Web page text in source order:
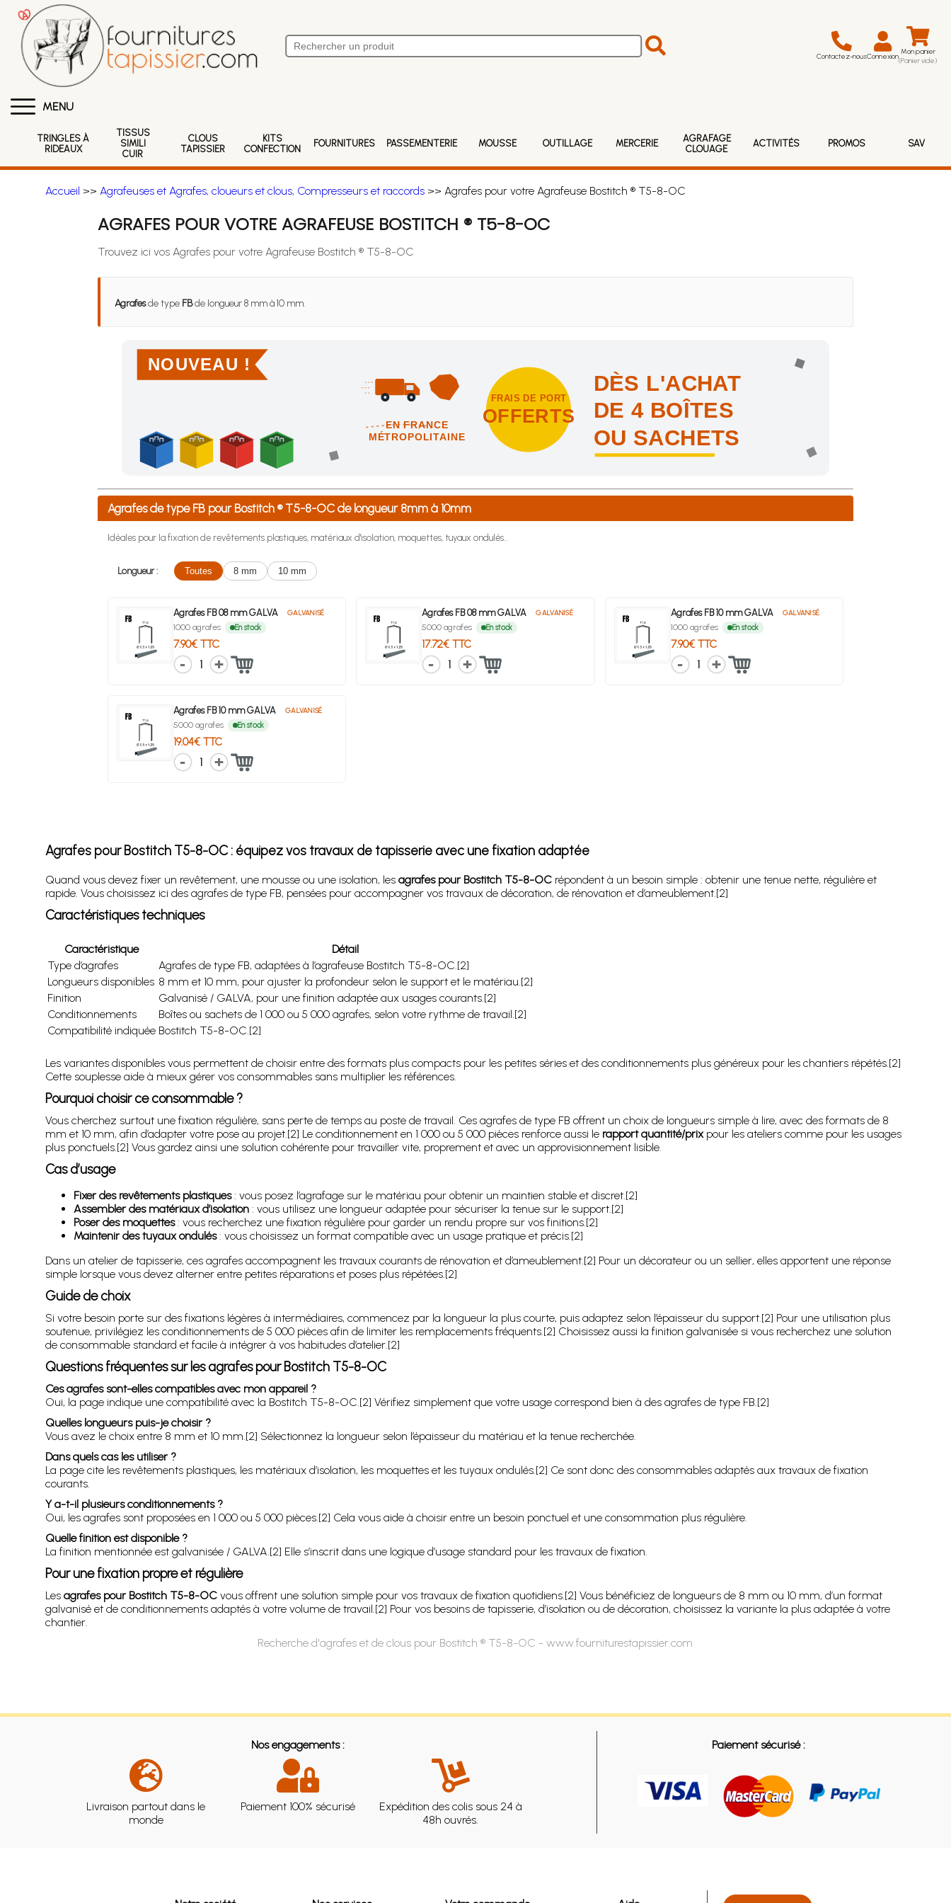
Contactez-nousConnexion Mon panier
(Panier vide)
MENU
TRINGLES À
RIDEAUX
TISSUS
SIMILI
CUIR
CLOUS
TAPISSIER
KITS
CONFECTION
FOURNITURES PASSEMENTERIE MOUSSE OUTILLAGE MERCERIE
AGRAFAGE
CLOUAGE
ACTIVITÉS PROMOS SAV
Accueil >> Agrafeuses et Agrafes, cloueurs et clous, Compresseurs et raccords>> Agrafes pour votre Agrafeuse Bostitch ® T5-8-OC
AGRAFES POUR VOTRE AGRAFEUSE BOSTITCH ® T5-8-OC
Trouvez ici vos Agrafes pour votre Agrafeuse Bostitch ® T5-8-OC
Agrafesde type FBde longueur 8 mm à 10 mm.
NOUVEAU !
EN FRANCE
MÉTROPOLITAINE
FRAIS DE PORT
OFFERTS
DÈS L'ACHAT
DE 4 BOÎTES
OU SACHETS
Achetez 4 sachets ou boîtes d'agrafes ou de pointes et nous vous offrons les frais de port en France métropolitaine !
Agrafes de type FB pour Bostitch ® T5-8-OC de longueur 8mm à 10mm
Idéales pour la fixation de revêtements plastiques, matériaux d'isolation, moquettes, tuyaux ondulés...
Longueur : Toutes 8 mm 10 mm
Agrafes FB 08 mm GALVA GALVANISÉ
1000 agrafes En stock
7.90€ TTC
1
Agrafes FB 08 mm GALVA GALVANISÉ
5000 agrafes En stock
17.72€ TTC
1
Agrafes FB 10 mm GALVA GALVANISÉ
1000 agrafes En stock
7.90€ TTC
1
Agrafes FB 10 mm GALVA GALVANISÉ
5000 agrafes En stock
19.04€ TTC
1
Agrafes pour Bostitch T5-8-OC : équipez vos travaux de tapisserie avec une fixation adaptée
Quand vous devez fixer un revêtement, une mousse ou une isolation, les agrafes pour Bostitch T5-8-OCrépondent à un besoin simple : obtenir une tenue nette, régulière et
rapide. Vous choisissez ici des agrafes de type FB, pensées pour accompagner vos travaux de décoration, de rénovation et d’ameublement.[2]
Caractéristiques techniques
Caractéristique
Détail
Type d’agrafes
Agrafes de type FB, adaptées à l’agrafeuse Bostitch T5-8-OC.[2]
Longueurs disponibles 8 mm et 10 mm, pour ajuster la profondeur selon le support et le matériau.[2]
Finition
Galvanisé / GALVA, pour une finition adaptée aux usages courants.[2]
Conditionnements
Boîtes ou sachets de 1 000 ou 5 000 agrafes, selon votre rythme de travail.[2]
Compatibilité indiquée Bostitch T5-8-OC.[2]
Les variantes disponibles vous permettent de choisir entre des formats plus compacts pour les petites séries et des conditionnements plus généreux pour les chantiers répétés.[2]
Cette souplesse aide à mieux gérer vos consommables sans multiplier les références.
Pourquoi choisir ce consommable ?
Vous cherchez surtout une fixation régulière, sans perte de temps au poste de travail. Ces agrafes de type FB offrent un choix de longueurs simple à lire, avec des formats de 8
mm et 10 mm, afin d’adapter votre pose au projet.[2] Le conditionnement en 1 000 ou 5 000 pièces renforce aussi le rapport quantité/prixpour les ateliers comme pour les usages
plus ponctuels.[2] Vous gardez ainsi une solution cohérente pour travailler vite, proprement et avec un approvisionnement lisible.
Cas d’usage
Fixer des revêtements plastiques: vous posez l’agrafage sur le matériau pour obtenir un maintien stable et discret.[2]
Assembler des matériaux d’isolation: vous utilisez une longueur adaptée pour sécuriser la tenue sur le support.[2]
Poser des moquettes: vous recherchez une fixation régulière pour garder un rendu propre sur vos finitions.[2]
Maintenir des tuyaux ondulés: vous choisissez un format compatible avec un usage pratique et précis.[2]
Dans un atelier de tapisserie, ces agrafes accompagnent les travaux courants de rénovation et d’ameublement.[2] Pour un décorateur ou un sellier, elles apportent une réponse
simple lorsque vous devez alterner entre petites réparations et poses plus répétées.[2]
Guide de choix
Si votre besoin porte sur des fixations légères à intermédiaires, commencez par la longueur la plus courte, puis adaptez selon l’épaisseur du support.[2] Pour une utilisation plus
soutenue, privilégiez les conditionnements de 5 000 pièces afin de limiter les remplacements fréquents.[2] Choisissez aussi la finition galvanisée si vous recherchez une solution
de consommable standard et facile à intégrer à vos habitudes d’atelier.[2]
Questions fréquentes sur les agrafes pour Bostitch T5-8-OC
Ces agrafes sont-elles compatibles avec mon appareil ?
Oui, la page indique une compatibilité avec la Bostitch T5-8-OC.[2] Vérifiez simplement que votre usage correspond bien à des agrafes de type FB.[2]
Quelles longueurs puis-je choisir ?
Vous avez le choix entre 8 mm et 10 mm.[2] Sélectionnez la longueur selon l’épaisseur du matériau et la tenue recherchée.
Dans quels cas les utiliser ?
La page cite les revêtements plastiques, les matériaux d’isolation, les moquettes et les tuyaux ondulés.[2] Ce sont donc des consommables adaptés aux travaux de fixation
courants.
Y a-t-il plusieurs conditionnements ?
Oui, les agrafes sont proposées en 1 000 ou 5 000 pièces.[2] Cela vous aide à choisir entre un besoin ponctuel et une consommation plus régulière.
Quelle finition est disponible ?
La finition mentionnée est galvanisée / GALVA.[2] Elle s’inscrit dans une logique d’usage standard pour les travaux de fixation.
Pour une fixation propre et régulière
Les agrafes pour Bostitch T5-8-OCvous offrent une solution simple pour vos travaux de fixation quotidiens.[2] Vous bénéficiez de longueurs de 8 mm ou 10 mm, d’un format
galvanisé et de conditionnements adaptés à votre volume de travail.[2] Pour vos besoins de tapisserie, d’isolation ou de décoration, choisissez la variante la plus adaptée à votre
chantier.
Recherche d'agrafes et de clous pour Bostitch ® T5-8-OC - www.fourniturestapissier.com
Nos engagements :
Livraison partout dans le
monde
Paiement 100% sécurisé
Expédition des colis sous 24 à
48h ouvrés.
Paiement sécurisé :